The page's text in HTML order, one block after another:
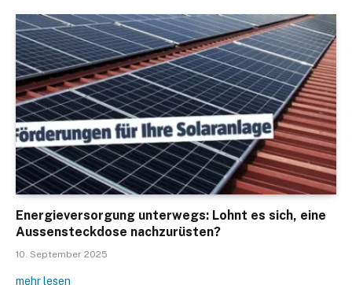
Energieversorgung unterwegs: Lohnt es sich, eine
Aussensteckdose nachzurüsten?
10. September 2025
mehr lesen